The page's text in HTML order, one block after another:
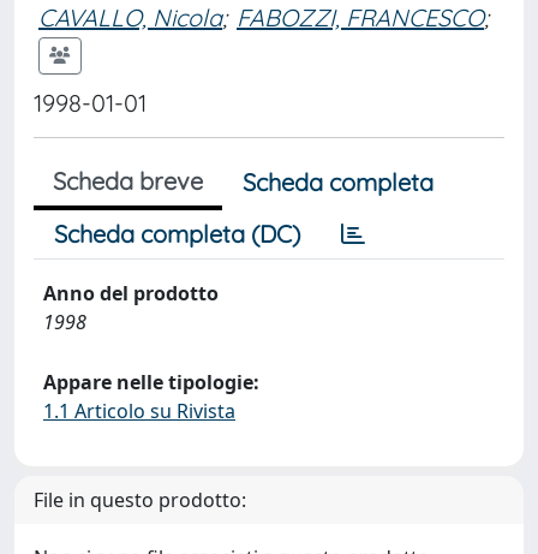
CAVALLO, Nicola; FABOZZI, FRANCESCO;
1998-01-01
Scheda breve
Scheda completa
Scheda completa (DC)
Anno del prodotto
1998
Appare nelle tipologie:
1.1 Articolo su Rivista
File in questo prodotto: